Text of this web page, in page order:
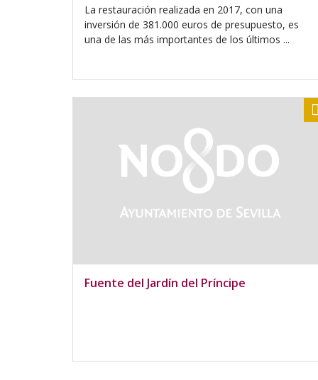
La restauración realizada en 2017, con una
inversión de 381.000 euros de presupuesto, es
una de las más importantes de los últimos ...
Fuente del Jardín del Príncipe